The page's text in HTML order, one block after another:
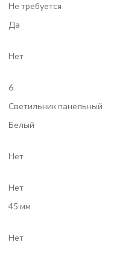
Не требуется
Да
Нет
6
Светильник панельный
Белый
Нет
Нет
45 мм
Нет